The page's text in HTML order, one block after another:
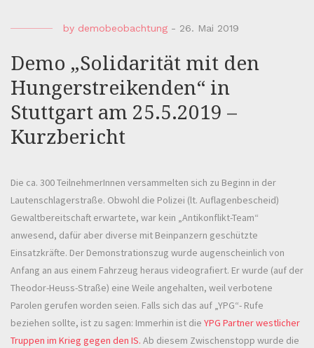
by demobeobachtung - 26. Mai 2019
Demo „Solidarität mit den
Hungerstreikenden“ in
Stuttgart am 25.5.2019 –
Kurzbericht
Die ca. 300 TeilnehmerInnen versammelten sich zu Beginn in der
Lautenschlagerstraße. Obwohl die Polizei (lt. Auflagenbescheid)
Gewaltbereitschaft erwartete, war kein „Antikonflikt-Team“
anwesend, dafür aber diverse mit Beinpanzern geschützte
Einsatzkräfte. Der Demonstrationszug wurde augenscheinlich von
Anfang an aus einem Fahrzeug heraus videografiert. Er wurde (auf der
Theodor-Heuss-Straße) eine Weile angehalten, weil verbotene
Parolen gerufen worden seien. Falls sich das auf „YPG“- Rufe
beziehen sollte, ist zu sagen: Immerhin ist die YPG Partner westlicher
Truppen im Krieg gegen den IS. Ab diesem Zwischenstopp wurde die